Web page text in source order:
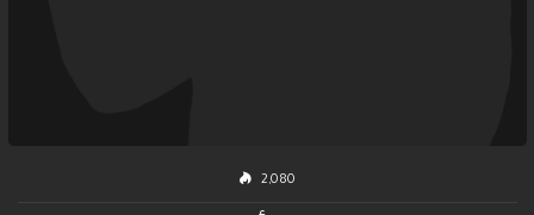
2,080